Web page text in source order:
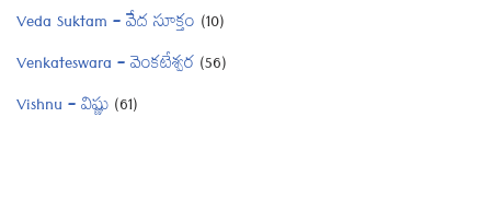
Veda Suktam – వేద సూక్తం (10)
Venkateswara – వెంకటేశ్వర (56)
Vishnu – విష్ణు (61)